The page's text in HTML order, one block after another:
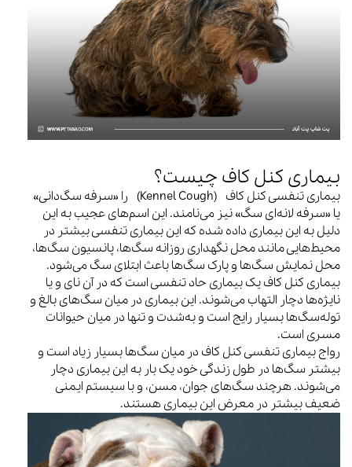
بیماری کنل کاف چیست؟
بیماری تنفسی کنل کاف (Kennel Cough) را «سرفه سگ‌دانی»
یا «سرفه لانه‌ای سگ» نیز می‌نامند. این اسم‌های عجیب به این
دلیل به این بیماری داده شده که این بیماری تنفسی بیشتر در
محیط‌هایی مانند محل نگهداری روزانه سگ‌ها، پانسیون سگ‌ها،
محل نمایش سگ‌ها و پارک سگ‌ها باعث ابتلای سگ می‌شود.
بیماری کنل کاف یک بیماری حاد تنفسی است که در آن نای و یا
نایژه‌ها دچار التهاب می‌شوند. این بیماری در میان سگ‌های بالغ و
توله‌سگ‌ها بسیار رایج است و به‌شدت و تنها در میان حیوانات
مسری است.
رواج بیماری تنفسی کنل کاف در میان سگ‌ها بسیار زیاد است و
بیشتر سگ‌ها در طول زندگی خود یک بار به این بیماری دچار
می‌شوند. هرچند سگ‌های جوان، مسن، و با سیستم ایمنی
ضعیف بیشتر در معرض این بیماری هستند.